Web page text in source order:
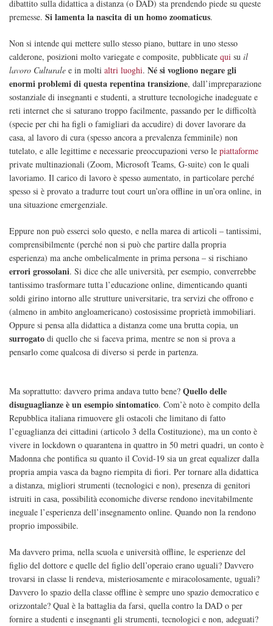
dibattito sulla didattica a distanza (o DAD) sta prendendo piede su queste
premesse. Si lamenta la nascita di un homo zoomaticus.
Non si intende qui mettere sullo stesso piano, buttare in uno stesso
calderone, posizioni molto variegate e composite, pubblicate qui su il
lavoro Culturale e in molti altri luoghi. Né si vogliono negare gli
enormi problemi di questa repentina transizione, dall’impreparazione
sostanziale di insegnanti e studenti, a strutture tecnologiche inadeguate e
reti internet che si saturano troppo facilmente, passando per le difficoltà
(specie per chi ha figli o famigliari da accudire) di dover lavorare da
casa, al lavoro di cura (spesso ancora a prevalenza femminile) non
tutelato, e alle legittime e necessarie preoccupazioni verso le piattaforme
private multinazionali (Zoom, Microsoft Teams, G-suite) con le quali
lavoriamo. Il carico di lavoro è spesso aumentato, in particolare perché
spesso si è provato a tradurre tout court un’ora offline in un’ora online, in
una situazione emergenziale.
Eppure non può esserci solo questo, e nella marea di articoli – tantissimi,
comprensibilmente (perché non si può che partire dalla propria
esperienza) ma anche ombelicalmente in prima persona – si rischiano
errori grossolani. Si dice che alle università, per esempio, converrebbe
tantissimo trasformare tutta l’educazione online, dimenticando quanti
soldi girino intorno alle strutture universitarie, tra servizi che offrono e
(almeno in ambito angloamericano) costosissime proprietà immobiliari.
Oppure si pensa alla didattica a distanza come una brutta copia, un
surrogato di quello che si faceva prima, mentre se non si prova a
pensarlo come qualcosa di diverso si perde in partenza.
Ma soprattutto: davvero prima andava tutto bene? Quello delle
disuguaglianze è un esempio sintomatico. Com’è noto è compito della
Repubblica italiana rimuovere gli ostacoli che limitano di fatto
l’eguaglianza dei cittadini (articolo 3 della Costituzione), ma un conto è
vivere in lockdown o quarantena in quattro in 50 metri quadri, un conto è
Madonna che pontifica su quanto il Covid-19 sia un great equalizer dalla
propria ampia vasca da bagno riempita di fiori. Per tornare alla didattica
a distanza, migliori strumenti (tecnologici e non), presenza di genitori
istruiti in casa, possibilità economiche diverse rendono inevitabilmente
ineguale l’esperienza dell’insegnamento online. Quando non la rendono
proprio impossibile.
Ma davvero prima, nella scuola e università offline, le esperienze del
figlio del dottore e quelle del figlio dell’operaio erano uguali? Davvero
trovarsi in classe li rendeva, misteriosamente e miracolosamente, uguali?
Davvero lo spazio della classe offline è sempre uno spazio democratico e
orizzontale? Qual è la battaglia da farsi, quella contro la DAD o per
fornire a studenti e insegnanti gli strumenti, tecnologici e non, adeguati?